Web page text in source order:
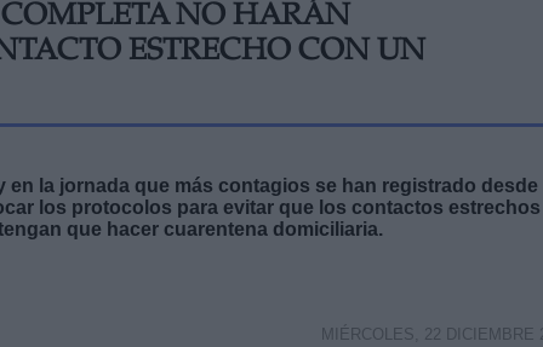
NO HARÁN
ESTRECHO CON UN
en la jornada que más contagios se han registrado desde
los protocolos para evitar que los contactos
que hacer cuarentena domiciliaria.
MIÉRCOLES, 22 DICIEMBRE